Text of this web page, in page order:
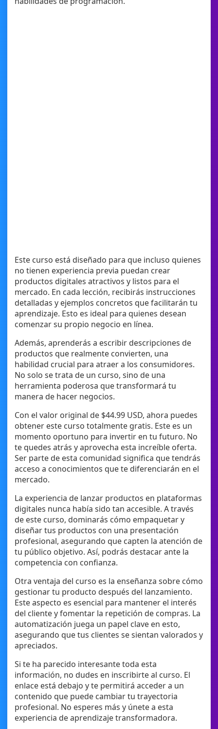
Este curso está diseñado para que incluso quienes
no tienen experiencia previa puedan crear
productos digitales atractivos y listos para el
mercado. En cada lección, recibirás instrucciones
detalladas y ejemplos concretos que facilitarán tu
aprendizaje. Esto es ideal para quienes desean
comenzar su propio negocio en línea.
Además, aprenderás a escribir descripciones de
productos que realmente convierten, una
habilidad crucial para atraer a los consumidores.
No solo se trata de un curso, sino de una
herramienta poderosa que transformará tu
manera de hacer negocios.
Con el valor original de $44.99 USD, ahora puedes
obtener este curso totalmente gratis. Este es un
momento oportuno para invertir en tu futuro. No
te quedes atrás y aprovecha esta increíble oferta.
Ser parte de esta comunidad significa que tendrás
acceso a conocimientos que te diferenciarán en el
mercado.
La experiencia de lanzar productos en plataformas
digitales nunca había sido tan accesible. A través
de este curso, dominarás cómo empaquetar y
diseñar tus productos con una presentación
profesional, asegurando que capten la atención de
tu público objetivo. Así, podrás destacar ante la
competencia con confianza.
Otra ventaja del curso es la enseñanza sobre cómo
gestionar tu producto después del lanzamiento.
Este aspecto es esencial para mantener el interés
del cliente y fomentar la repetición de compras. La
automatización juega un papel clave en esto,
asegurando que tus clientes se sientan valorados y
apreciados.
Si te ha parecido interesante toda esta
información, no dudes en inscribirte al curso. El
enlace está debajo y te permitirá acceder a un
contenido que puede cambiar tu trayectoria
profesional. No esperes más y únete a esta
experiencia de aprendizaje transformadora.